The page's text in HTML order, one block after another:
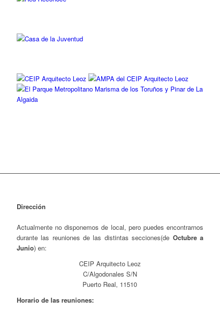
Dirección
Actualmente no disponemos de local, pero puedes encontrarnos
durante las reuniones de las distintas secciones(de Octubre a
Junio) en:
CEIP Arquitecto Leoz
C/Algodonales S/N
Puerto Real, 11510
Horario de las reuniones: